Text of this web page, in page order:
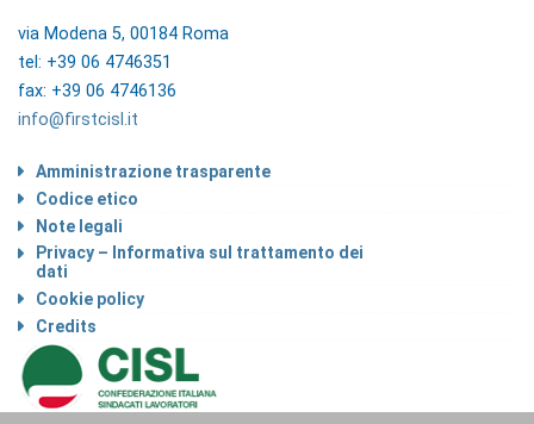
via Modena 5, 00184 Roma
tel: +39 06 4746351
fax: +39 06 4746136
info@firstcisl.it
Amministrazione trasparente
Codice etico
Note legali
Privacy – Informativa sul trattamento dei
dati
Cookie policy
Credits